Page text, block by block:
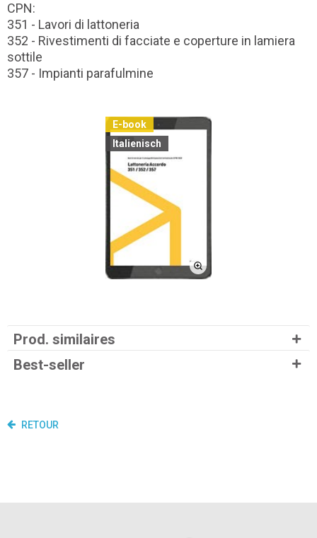
CPN:
351 - Lavori di lattoneria
352 - Rivestimenti di facciate e coperture in lamiera
sottile
357 - Impianti parafulmine
E-book
Italienisch
Prod. similaires
Best-seller
RETOUR